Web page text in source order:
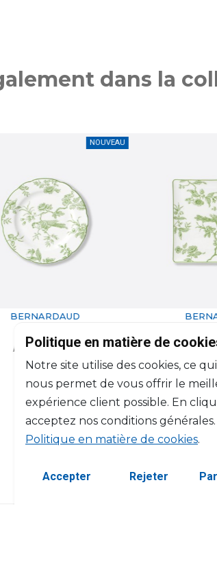
dans la
BERNARDAUD
Plateau rectangulaire
L: 21cm, l: 19.5cm
$246
Politique en matière de
Notre site utilise des cookies, ce
nous permet de vous offrir le
expérience client possible. En
acceptez nos conditions générales.
Politique en matière de cookies.
Accepter Rejeter